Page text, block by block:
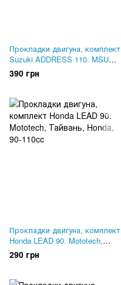
Прокладки двигуна, комплект
Suzuki ADDRESS 110. MSU
Тайвань
390 грн
Прокладки двигуна, комплект
Honda LEAD 90. Mototech,
Тайвань
290 грн